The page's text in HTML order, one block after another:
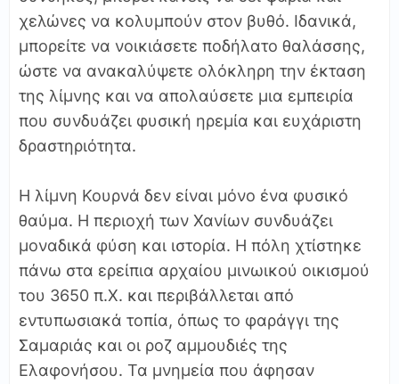
χελώνες να κολυμπούν στον βυθό. Ιδανικά,
μπορείτε να νοικιάσετε ποδήλατο θαλάσσης,
ώστε να ανακαλύψετε ολόκληρη την έκταση
της λίμνης και να απολαύσετε μια εμπειρία
που συνδυάζει φυσική ηρεμία και ευχάριστη
δραστηριότητα.
Η λίμνη Κουρνά δεν είναι μόνο ένα φυσικό
θαύμα. Η περιοχή των Χανίων συνδυάζει
μοναδικά φύση και ιστορία. Η πόλη χτίστηκε
πάνω στα ερείπια αρχαίου μινωικού οικισμού
του 3650 π.Χ. και περιβάλλεται από
εντυπωσιακά τοπία, όπως το φαράγγι της
Σαμαριάς και οι ροζ αμμουδιές της
Ελαφονήσου. Τα μνημεία που άφησαν